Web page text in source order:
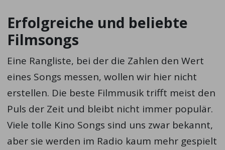
Erfolgreiche und beliebte
Filmsongs
Eine Rangliste, bei der die Zahlen den Wert
eines Songs messen, wollen wir hier nicht
erstellen. Die beste Filmmusik trifft meist den
Puls der Zeit und bleibt nicht immer populär.
Viele tolle Kino Songs sind uns zwar bekannt,
aber sie werden im Radio kaum mehr gespielt